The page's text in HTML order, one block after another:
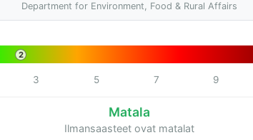
Department for Environment, Food & Rural Affairs
2
3 5 7 9
Matala
Ilmansaasteet ovat matalat